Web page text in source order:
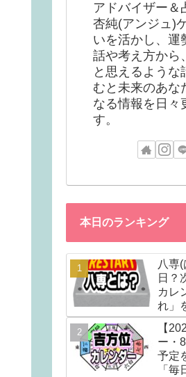
アドバイザー＆
杏純(アンジュ)
いを活かし、運
話や考え方から
と思えるような
むと未来のあな
なる情報を日々
す。
本日のランキング
八専
日？
カレ
れ」
(れ
【
ー・
予定
「